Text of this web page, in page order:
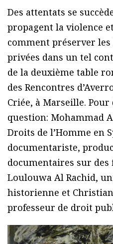
Des attentats se
propagent la violence
comment préserver
privées dans un tel
de la deuxième table
des Rencontres
Criée, à Marseille.
question: Mohammad
Droits de l’Homme en
documentariste,
documentaires sur
Loulouwa Al Rachid,
historienne et
professeur de droit